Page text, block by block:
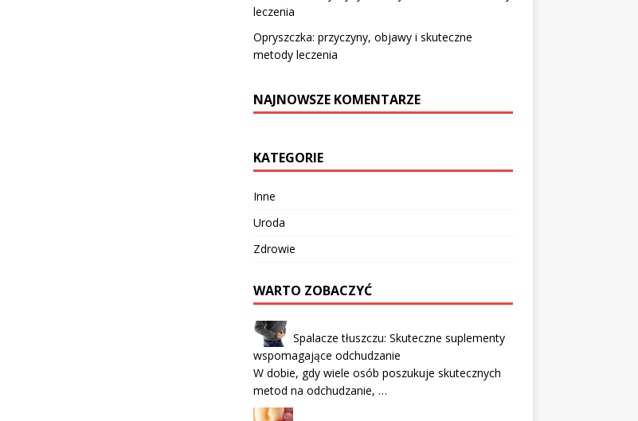
leczenia
Opryszczka: przyczyny, objawy i skuteczne
metody leczenia
NAJNOWSZE KOMENTARZE
KATEGORIE
Inne
Uroda
Zdrowie
WARTO ZOBACZYĆ
Spalacze tłuszczu: Skuteczne suplementy
wspomagające odchudzanie
W dobie, gdy wiele osób poszukuje skutecznych
metod na odchudzanie, …